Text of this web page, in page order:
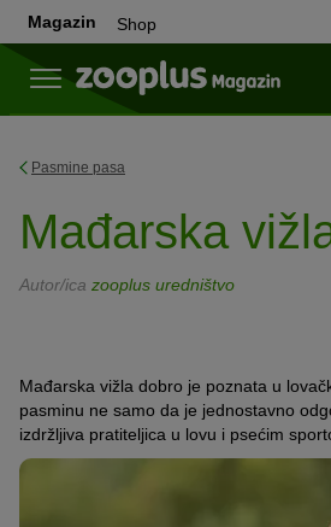
Magazin Shop
Pasmine pasa
Mađarska
Autor/ica zooplus uredništvo
Mađarska vižla dobro je poznata u
pasminu ne samo da je jednostavno
izdržljiva pratiteljica u lovu i psećim